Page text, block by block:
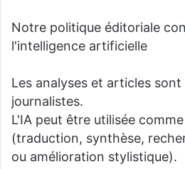
Notre politique éditoriale
l'intelligence artificielle
Les analyses et articles
journalistes.
L'IA peut être utilisée
(traduction, synthèse,
ou amélioration stylistique).